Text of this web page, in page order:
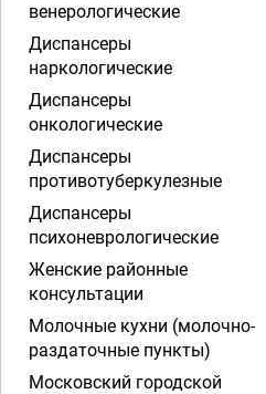
венерологические
Диспансеры
наркологические
Диспансеры
онкологические
Диспансеры
противотуберкулезные
Диспансеры
психоневрологические
Женские районные
консультации
Молочные кухни (молочно-
раздаточные пункты)
Московский городской